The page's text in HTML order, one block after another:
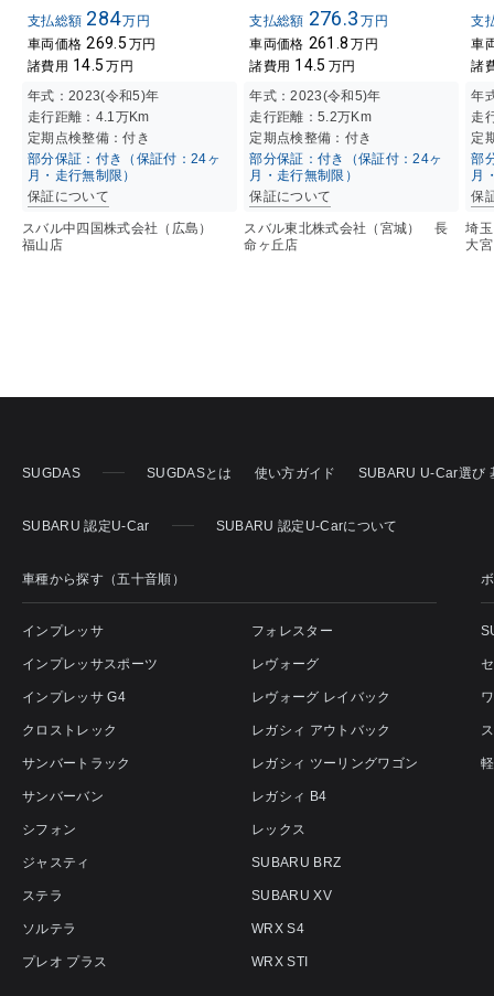
支払総額 284万円
車両価格 269.5 万円
諸費用 14.5 万円
年式：2023(令和5)年
走行距離： 4.1万Km
定期点検整備：付き
部分保証：付き（保証付：24ヶ
月・走行無制限）
保証について
スバル中四国株式会社（広島）
福山店
支払総額 276.3 万円
車両価格 261.8 万円
諸費用 14.5 万円
年式：2023(令和5)年
走行距離： 5.2万Km
定期点検整備：付き
部分保証：付き（保証付：24ヶ
月・走行無制限）
保証について
スバル東北株式会社（宮城） 長
命ヶ丘店
支
車
諸
年
走
定
部
月
保
埼
大宮
SUGDAS SUGDASとは 使い方ガイド SUBARU U-Car選び
SUBARU 認定U-Car SUBARU 認定U-Carについて
車種から探す（五十音順）
インプレッサ
インプレッサスポーツ
インプレッサ G4
クロストレック
サンバートラック
サンバーバン
シフォン
ジャスティ
ステラ
ソルテラ
プレオ プラス
フォレスター
レヴォーグ
レヴォーグ レイバック
レガシィ アウトバック
レガシィ ツーリングワゴン
レガシィ B4
レックス
SUBARU BRZ
SUBARU XV
WRX S4
WRX STI